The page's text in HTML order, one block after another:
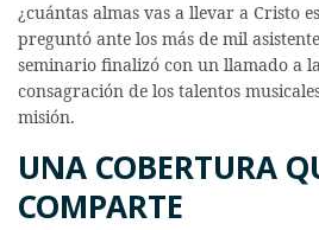
¿cuántas almas vas a llevar a Cristo
preguntó ante los más de mil
seminario finalizó con un llamado a
consagración de los talentos
misión.
UNA COBERTURA
COMPARTE